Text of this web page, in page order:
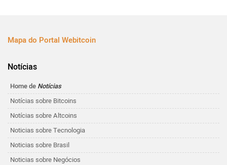
Mapa do Portal Webitcoin
Notícias
Home de Notícias
Notícias sobre Bitcoins
Notícias sobre Altcoins
Noticias sobre Tecnologia
Noticias sobre Brasil
Noticias sobre Negócios